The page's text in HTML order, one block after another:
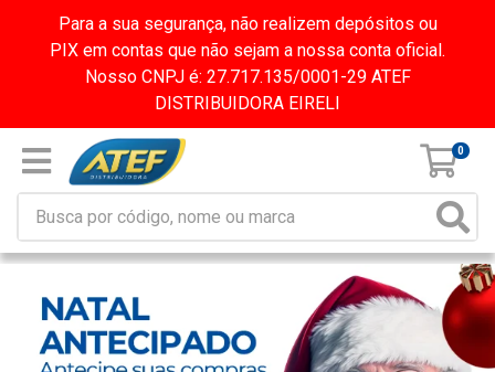
Para a sua segurança, não realizem depósitos ou
PIX em contas que não sejam a nossa conta oficial.
Nosso CNPJ é: 27.717.135/0001-29 ATEF
DISTRIBUIDORA EIRELI
0